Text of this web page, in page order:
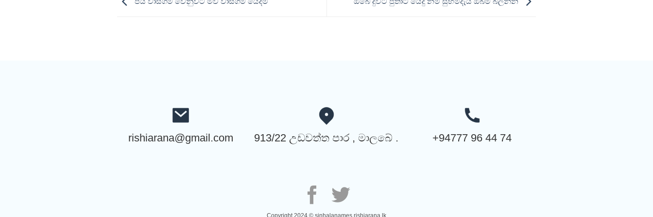
rishiarana@gmail.com 913/22 උඩවත්ත පාර , මාලබේ . +94777 96 44 74
Copyright 2024 © sinhalanames.rishiarana.lk